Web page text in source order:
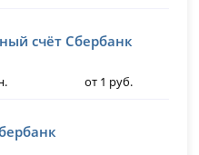
счёт Сбербанк
от 1 руб.